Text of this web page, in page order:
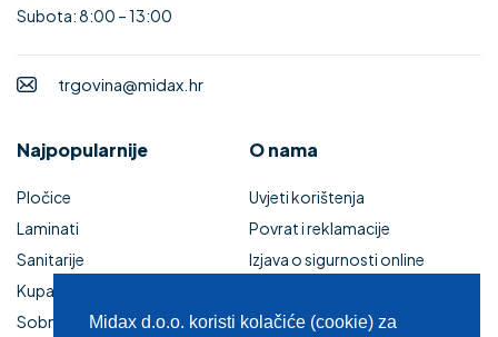
Subota: 8:00 – 13:00
trgovina@midax.hr
Najpopularnije
Pločice
Laminati
Sanitarije
Kupaonski namještaj
Sobna vrata
O nama
Uvjeti korištenja
Povrat i reklamacije
Izjava o sigurnosti online
Kupaonski namještaj
Midax d.o.o. koristi kolačiće (cookie) za